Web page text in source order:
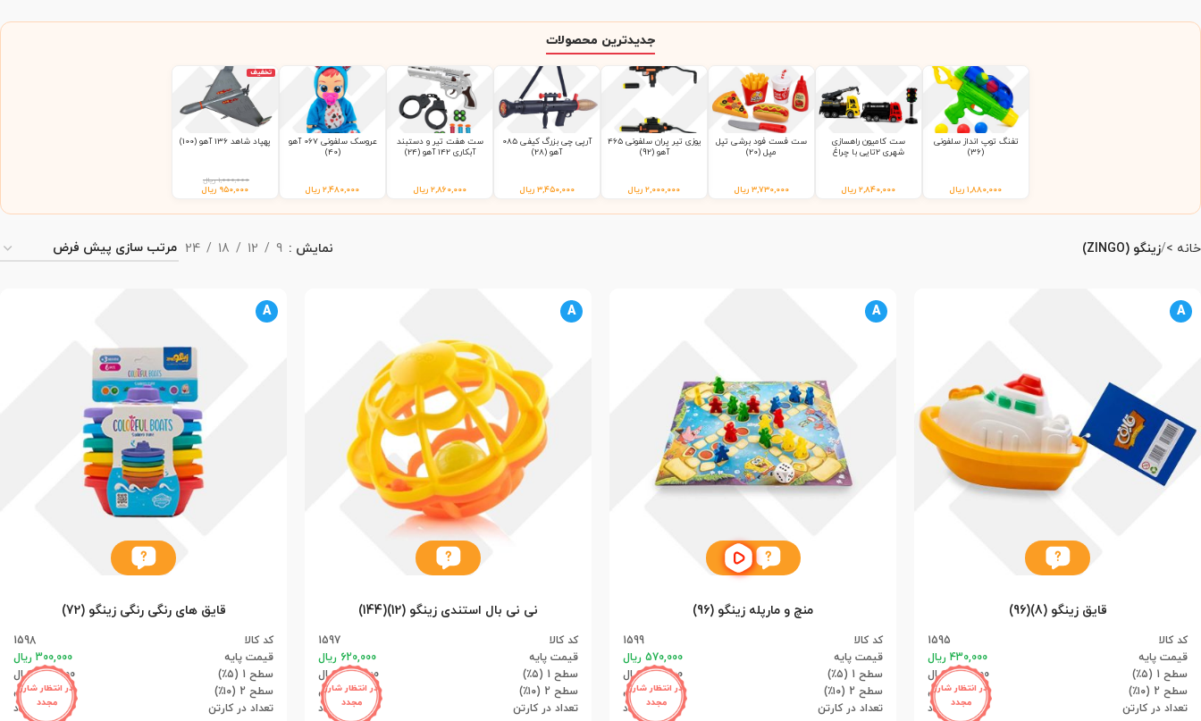
جدیدترین محصولات
تفنگ توپ انداز سلفونی
(36)
۱,۸۸۰,۰۰۰ ریال
ست کامیون راهسازی
شهری 2تایی با چراغ
۲,۸۴۰,۰۰۰ ریال
ست فست فود برشی تپل
مپل (20)
۳,۷۳۰,۰۰۰ ریال
یوزی تیر پران سلفونی 465
آهو (92)
۲,۰۰۰,۰۰۰ ریال
آرپی چی بزرگ کیفی 085
آهو (28)
۳,۴۵۰,۰۰۰ ریال
ست هفت تیر و دستبند
آبکاری 142 آهو (24)
۲,۸۶۰,۰۰۰ ریال
عروسک سلفونی 067 آهو
(40)
۲,۴۸۰,۰۰۰ ریال
تخفیف
پهپاد شاهد 136 آهو (100)
۱,۰۰۰,۰۰۰ ریال
۹۵۰,۰۰۰ ریال
خانه زینگو (ZINGO) نمایش 9
12
18
24
در انتظار شارژ
مجدد
A
قایق زینگو (8)(96)
کد کالا
1595
قیمت پایه
430,000 ریال
سطح 1 (۵٪)
408,500 ریال
سطح 2 (۱۰٪)
387,000 ریال
تعداد در کارتن
8 عدد
در انتظار شارژ
مجدد
A
منچ و مارپله زینگو (96)
کد کالا
1599
قیمت پایه
570,000 ریال
سطح 1 (۵٪)
541,500 ریال
سطح 2 (۱۰٪)
513,000 ریال
تعداد در کارتن
96 عدد
در انتظار شارژ
مجدد
A
نی نی بال استندی زینگو (12)(144)
کد کالا
1597
قیمت پایه
620,000 ریال
سطح 1 (۵٪)
589,000 ریال
سطح 2 (۱۰٪)
558,000 ریال
تعداد در کارتن
144 عدد
در انتظار شارژ
مجدد
A
قایق های رنگی رنگی زینگو (72)
کد کالا
1598
قیمت پایه
300,000 ریال
سطح 1 (۵٪)
285,000 ریال
سطح 2 (۱۰٪)
270,000 ریال
تعداد در کارتن
72 عدد